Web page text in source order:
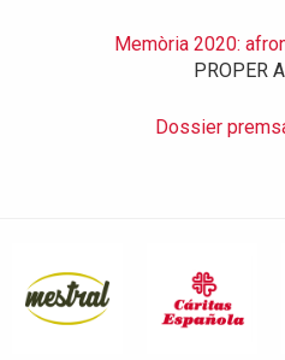
Memòria 2020:
PROPER
Dossier